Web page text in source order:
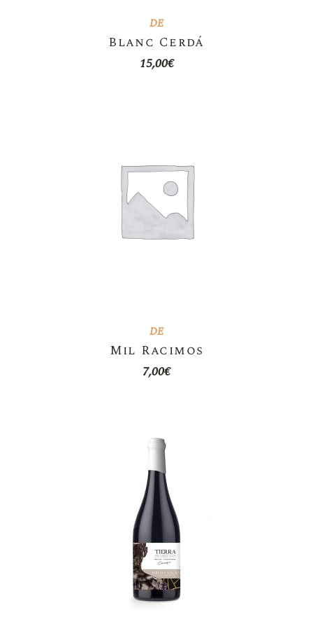
DE
Blanc Cerdá
15,00€
DE
Mil Racimos
7,00€